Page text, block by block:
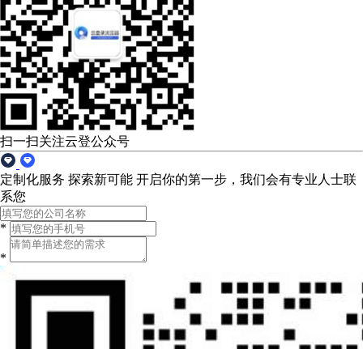
扫一扫关注云登公众号
定制化服务 探索新可能 开启你的第一步，我们会有专业人士联
系您
*
*